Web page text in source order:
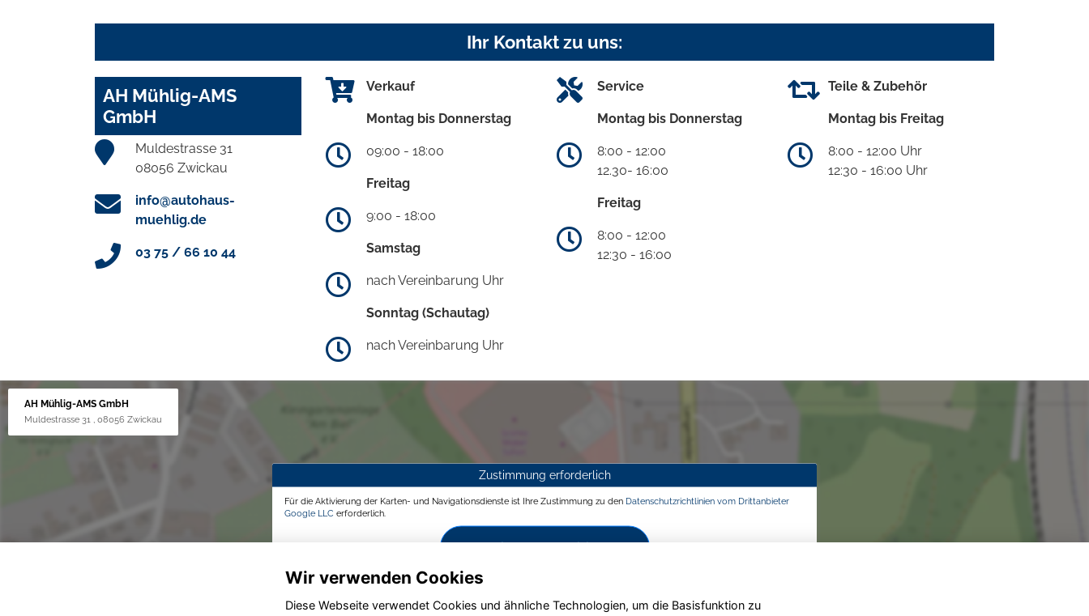
Ihr Kontakt zu uns:
AH Mühlig-AMS
GmbH
Muldestrasse 31
08056 Zwickau
info@autohaus-
muehlig.de
03 75 / 66 10 44
Verkauf
Montag bis Donnerstag
09:00 - 18:00
Freitag
9:00 - 18:00
Samstag
nach Vereinbarung Uhr
Sonntag (Schautag)
nach Vereinbarung Uhr
Service
Montag bis Donnerstag
8:00 - 12:00
12.30- 16:00
Freitag
8:00 - 12:00
12:30 - 16:00
Teile & Zubehör
Montag bis Freitag
8:00 - 12:00 Uhr
12:30 - 16:00 Uhr
AH Mühlig-AMS GmbH
Muldestrasse 31 , 08056 Zwickau
Zustimmung erforderlich
Für die Aktivierung der Karten- und Navigationsdienste ist Ihre Zustimmung zu den Datenschutzrichtlinien vom Drittanbieter
Google LLC erforderlich.
Zustimmen und aktivieren
Wir verwenden Cookies
Diese Webseite verwendet Cookies und ähnliche Technologien, um die Basisfunktion zu